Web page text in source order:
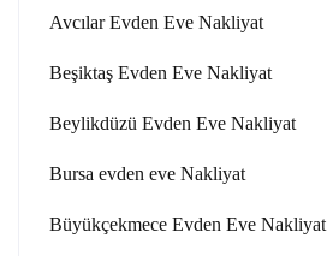
Avcılar Evden Eve Nakliyat
Beşiktaş Evden Eve Nakliyat
Beylikdüzü Evden Eve Nakliyat
Bursa evden eve Nakliyat
Büyükçekmece Evden Eve Nakliyat